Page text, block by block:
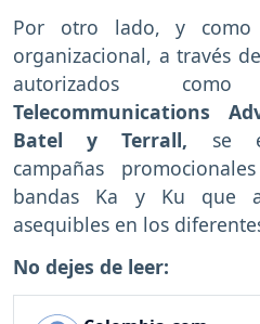
Por otro lado, y
organizacional, a través
autorizados como
Telecommunications
Batel y Terrall, se
campañas
bandas Ka y Ku que
asequibles en los
No dejes de leer: